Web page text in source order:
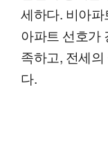
세하다. 비아
아파트 선호가
족하고, 전세
다.